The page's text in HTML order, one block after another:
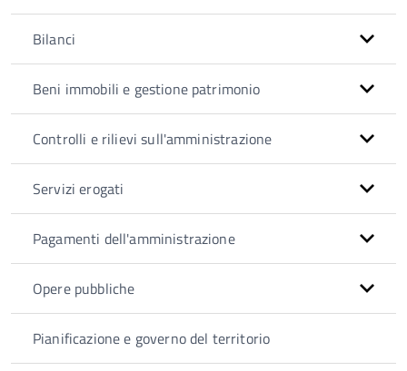
Bilanci
Beni immobili e gestione patrimonio
Controlli e rilievi sull'amministrazione
Servizi erogati
Pagamenti dell'amministrazione
Opere pubbliche
Pianificazione e governo del territorio